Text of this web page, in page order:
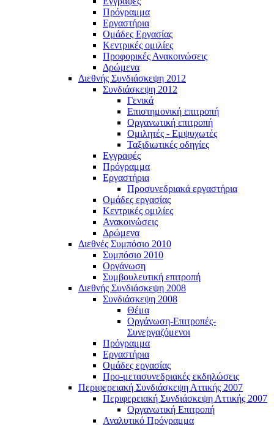
Πρόγραμμα
Εργαστήρια
Ομάδες Εργασίας
Κεντρικές ομιλίες
Προφορικές Ανακοινώσεις
Δρώμενα
Διεθνής Συνδιάσκεψη 2012
Συνδιάσκεψη 2012
Γενικά
Επιστημονική επιτροπή
Οργανωτική επιτροπή
Ομιλητές - Εμψυχωτές
Ταξιδιωτικές οδηγίες
Εγγραφές
Πρόγραμμα
Εργαστήρια
Προσυνεδριακά εργαστήρια
Ομάδες εργασίας
Κεντρικές ομιλίες
Ανακοινώσεις
Δρώμενα
Διεθνές Συμπόσιο 2010
Συμπόσιο 2010
Οργάνωση
Συμβουλευτική επιτροπή
Διεθνής Συνδιάσκεψη 2008
Συνδιάσκεψη 2008
Θέμα
Οργάνωση-Επιτροπές-
Συνεργαζόμενοι
Πρόγραμμα
Εργαστήρια
Ομάδες εργασίας
Προ-μετασυνεδριακές εκδηλώσεις
Περιφερειακή Συνδιάσκεψη Αττικής 2007
Περιφερειακή Συνδιάσκεψη Αττικής 2007
Οργανωτική Επιτροπή
Αναλυτικό Πρόγραμμα